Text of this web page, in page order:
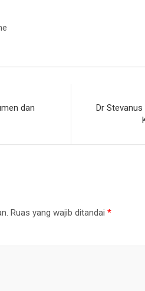
dan
Dr
Ruas yang wajib ditandai *